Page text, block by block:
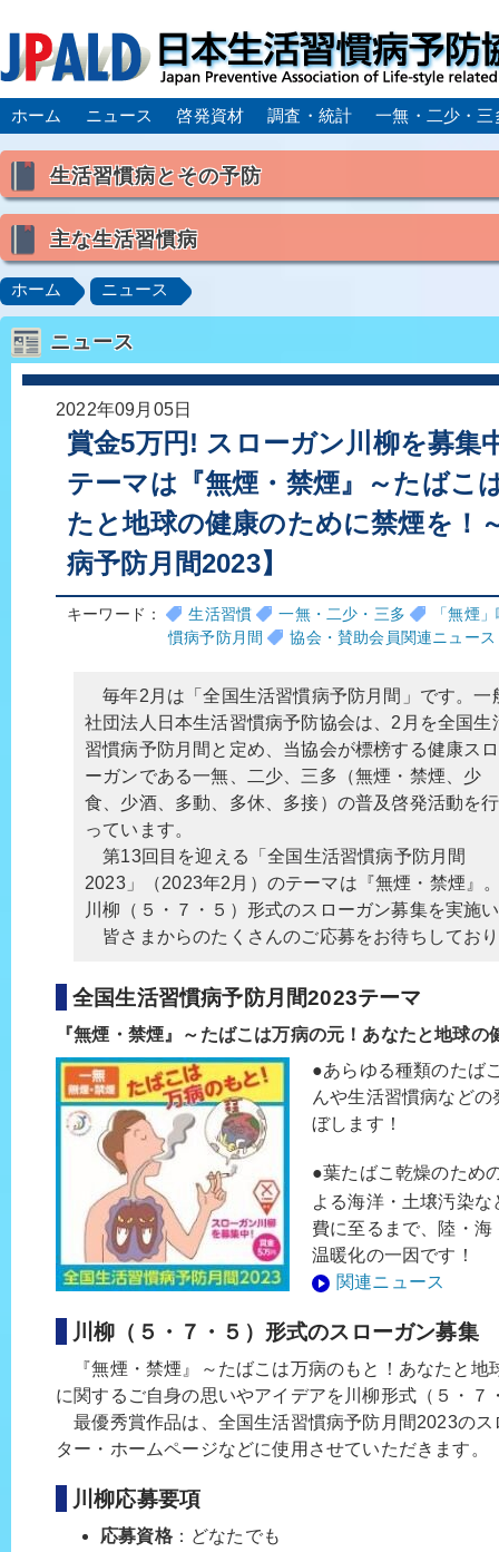
ホーム ニュース 啓発資材 調査・統計 一無・二少・三
生活習慣病とその予防
喫煙
食生活
主な生活習慣病
高血圧 脂質異常症（高脂血症）
肥満症／メタボリックシンドローム
動脈硬化
心
脂肪肝／NAFLD／NASH
ロコモティブシンドローム／サルコペニア／フレイル
ホーム ニュース
ニュース
2022年09月05日
賞金5万円! スローガン川柳を募集
テーマは『無煙・禁煙』～たばこ
たと地球の健康のために禁煙を！
病予防月間2023】
キーワード： 生活習慣 一無・二少・三多
「無煙
慣病予防月間
協会・賛助会員関連ニュース
毎年2月は「全国生活習慣病予防月間」です。一
社団法人日本生活習慣病予防協会は、2月を全国生
習慣病予防月間と定め、当協会が標榜する健康スロ
ーガンである一無、二少、三多（無煙・禁煙、少
食、少酒、多動、多休、多接）の普及啓発活動を行
っています。
第13回目を迎える「全国生活習慣病予防月間
2023」（2023年2月）のテーマは『無煙・禁煙』
川柳（５・７・５）形式のスローガン募集を実施
皆さまからのたくさんのご応募をお待ちしてお
全国生活習慣病予防月間2023テーマ
『無煙・禁煙』～たばこは万病の元！あなたと地球の
●あらゆる種類のたば
んや生活習慣病など
ぼします！
●葉たばこ乾燥のため
よる海洋・土壌汚染
費に至るまで、陸・
温暖化の一因です！
関連ニュース
川柳（５・７・５）形式のスローガン募集
『無煙・禁煙』～たばこは万病のもと！あなたと地
に関するご自身の思いやアイデアを川柳形式（５・７
最優秀賞作品は、全国生活習慣病予防月間2023のス
ター・ホームページなどに使用させていただきます。
川柳応募要項
応募資格：どなたでも